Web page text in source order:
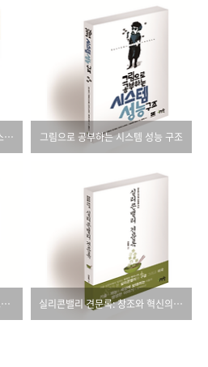
핵심만 골라 배우는 안드로이드 스튜디오 그림으로 공부하는 시스템 성능 구조
핵심만 골라 배우는 iOS 8 프로그래밍 실리콘밸리 견문록: 창조와 혁신의 현장을 가다